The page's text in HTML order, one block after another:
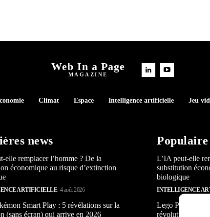
Web In a Page
MAGAZINE
Climat Espace Intelligence artificielle Jeu
news
elle remplacer l’homme ? De la
économique au risque d’extinction
ARTIFICIELLE 4 août 2026
Smart Play : 5 révélations sur la
(sans écran) qui arrive en 2026
Populaire
L’IA peut-elle
substitution
biologique
INTELLIGENCE
Lego Pokémon
révolution (sans